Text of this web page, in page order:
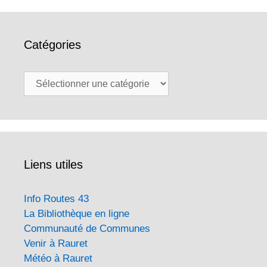
Catégories
Catégories
Liens utiles
Info Routes 43
La Bibliothèque en ligne
Communauté de Communes
Venir à Rauret
Météo à Rauret